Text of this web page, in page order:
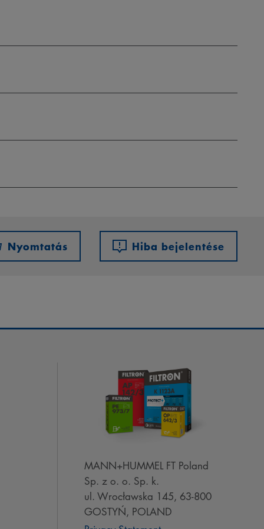
Nyomtatás Hiba bejelentése
MANN+HUMMEL FT Poland
Sp. z o. o. Sp. k.
ul. Wrocławska 145, 63-800
GOSTYŃ, POLAND